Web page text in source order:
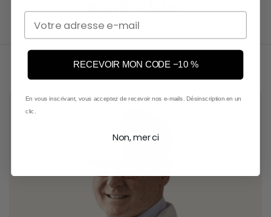
Email
RECEVOIR MON CODE −10 %
En vous inscrivant, vous acceptez de recevoir nos e-mails. Désinscription en un
clic.
Non, merci